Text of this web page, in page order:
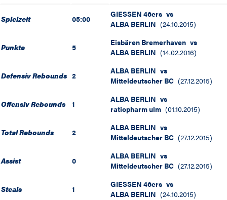
Spielzeit 05:00 GIESSEN 46ers vs
ALBA BERLIN (24.10.2015)
Punkte 5 Eisbären Bremerhaven vs
ALBA BERLIN (14.02.2016)
Defensiv Rebounds 2 ALBA BERLIN vs
Mitteldeutscher BC (27.12.2015)
Offensiv Rebounds 1 ALBA BERLIN vs
ratiopharm ulm (01.10.2015)
Total Rebounds 2 ALBA BERLIN vs
Mitteldeutscher BC (27.12.2015)
Assist 0 ALBA BERLIN vs
Mitteldeutscher BC (27.12.2015)
Steals 1 GIESSEN 46ers vs
ALBA BERLIN (24.10.2015)